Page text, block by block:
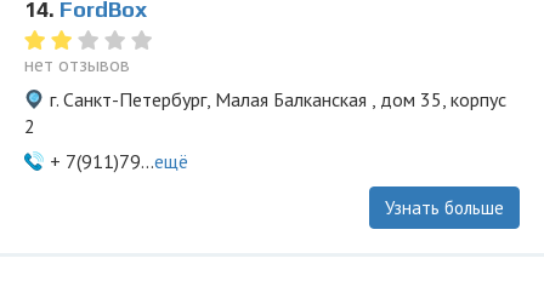
14. FordBox
нет отзывов
г. Санкт-Петербург, Малая Балканская , дом 35, корпус
2
+ 7(911)79...ещё
Узнать больше